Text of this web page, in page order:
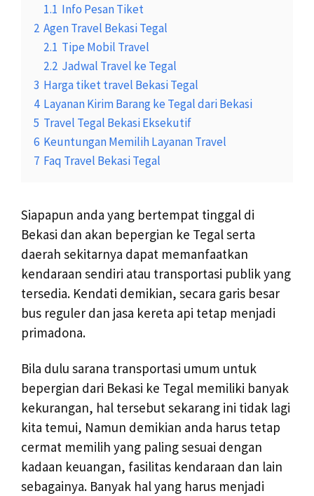
1.1 Info Pesan Tiket
2 Agen Travel Bekasi Tegal
2.1 Tipe Mobil Travel
2.2 Jadwal Travel ke Tegal
3 Harga tiket travel Bekasi Tegal
4 Layanan Kirim Barang ke Tegal dari Bekasi
5 Travel Tegal Bekasi Eksekutif
6 Keuntungan Memilih Layanan Travel
7 Faq Travel Bekasi Tegal
Siapapun anda yang bertempat tinggal di
Bekasi dan akan bepergian ke Tegal serta
daerah sekitarnya dapat memanfaatkan
kendaraan sendiri atau transportasi publik yang
tersedia. Kendati demikian, secara garis besar
bus reguler dan jasa kereta api tetap menjadi
primadona.
Bila dulu sarana transportasi umum untuk
bepergian dari Bekasi ke Tegal memiliki banyak
kekurangan, hal tersebut sekarang ini tidak lagi
kita temui, Namun demikian anda harus tetap
cermat memilih yang paling sesuai dengan
kadaan keuangan, fasilitas kendaraan dan lain
sebagainya. Banyak hal yang harus menjadi